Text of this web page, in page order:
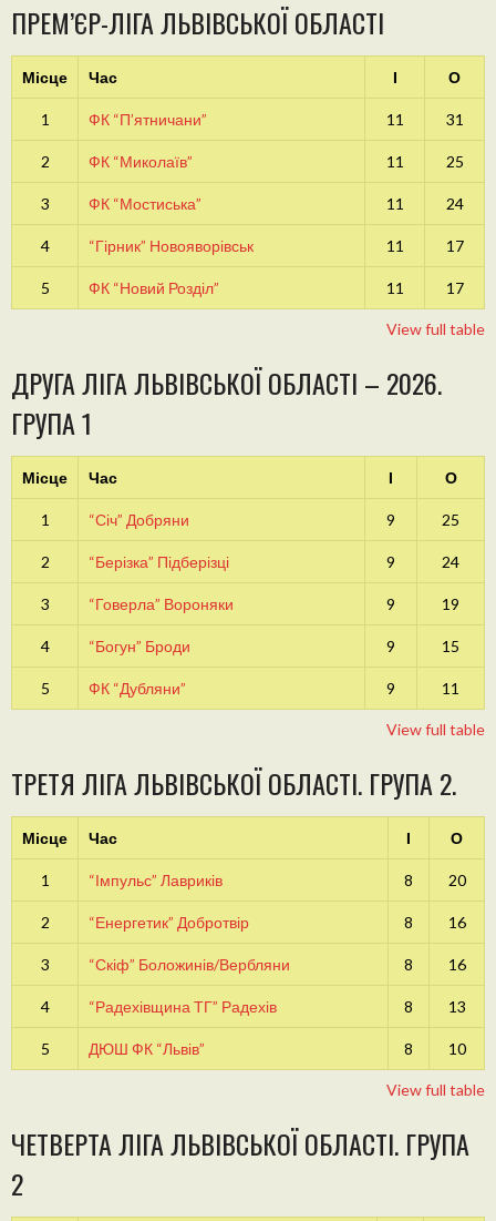
ПРЕМ’ЄР-ЛІГА ЛЬВІВСЬКОЇ ОБЛАСТІ
Місце Час І О
1 ФК “П’ятничани” 11 31
2 ФК “Миколаїв” 11 25
3 ФК “Мостиська” 11 24
4 “Гірник” Новояворівськ 11 17
5 ФК “Новий Розділ” 11 17
View full table
ДРУГА ЛІГА ЛЬВІВСЬКОЇ ОБЛАСТІ – 2026.
ГРУПА 1
Місце Час І О
1 “Січ” Добряни 9 25
2 “Берізка” Підберізці 9 24
3 “Говерла” Вороняки 9 19
4 “Богун” Броди 9 15
5 ФК “Дубляни” 9 11
View full table
ТРЕТЯ ЛІГА ЛЬВІВСЬКОЇ ОБЛАСТІ. ГРУПА 2.
Місце Час І О
1 “Імпульс” Лавриків 8 20
2 “Енергетик” Добротвір 8 16
3 “Скіф” Боложинів/Вербляни 8 16
4 “Радехівщина ТГ” Радехів 8 13
5 ДЮШ ФК “Львів” 8 10
View full table
ЧЕТВЕРТА ЛІГА ЛЬВІВСЬКОЇ ОБЛАСТІ. ГРУПА
2